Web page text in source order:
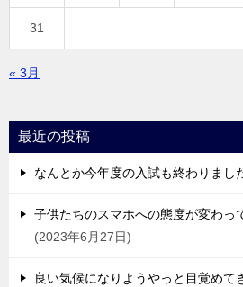
31
« 3月
最近の投稿
なんとか今年度の入試も終わりまし
子供たちのスマホへの態度が変わっ
2023年6月27日
良い気候になりようやっと目覚めて